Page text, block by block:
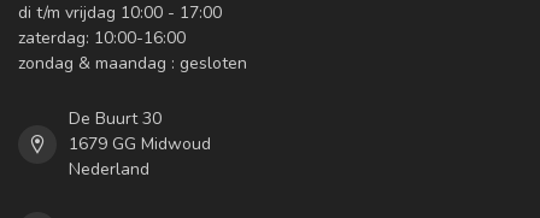
di t/m vrijdag 10:00 - 17:00
zaterdag: 10:00-16:00
zondag & maandag : gesloten
De Buurt 30
1679 GG Midwoud
Nederland